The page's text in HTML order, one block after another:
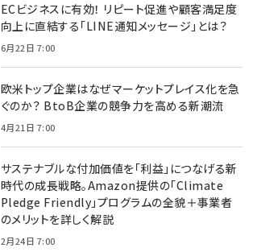
ECビジネスに有効！ リピート促進や顧客満足度
向上に直結する「LINE通知メッセージ」とは？
6月22日 7:00
欧米トップ企業はなぜマーケットプレイス化を急
ぐのか？ BtoB企業の競争力を高める新潮流
4月21日 7:00
サステナブルな付加価値を「利益」につなげる新
時代の成長戦略。Amazon提供の「Climate
Pledge Friendly」プログラムの全貌＋事業者
のメリットを詳しく解説
2月24日 7:00